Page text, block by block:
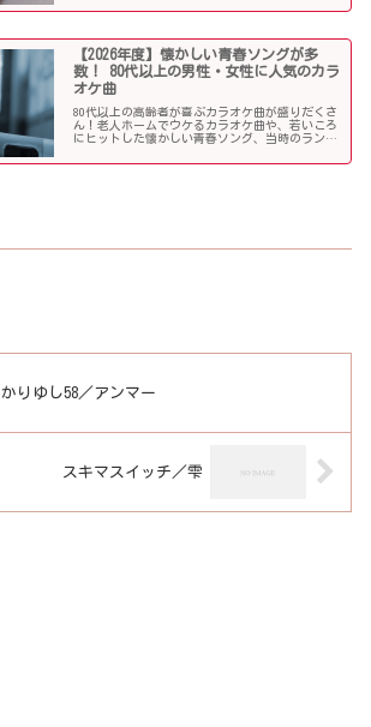
ウケる曲、老人に喜ばれる曲が詰まったラインナ
【2026年度】懐かしい青春ソングが多
数！ 80代以上の男性・女性に人気のカラ
オケ曲
80代以上の高齢者が喜ぶカラオケ曲が盛りだくさ
ん！老人ホームでウケるカラオケ曲や、若いころ
にヒットした懐かしい青春ソング、当時のランキ
た！
かりゆし58／アンマー
スキマスイッチ／雫